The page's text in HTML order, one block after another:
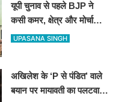
यूपी चुनाव से पहले BJP ने
कसी कमर, क्षेत्र और मोर्चा
प्रभारियों की नई जिम्मेदारियां
UPASANA SINGH
अखिलेश के ‘P से पंडित’ वाले
बयान पर मायावती का पलटवार,